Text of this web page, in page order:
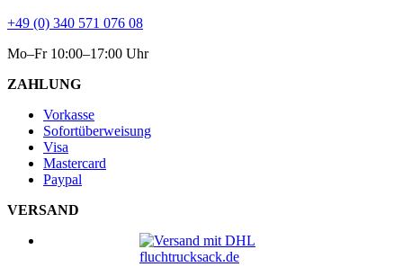
+49 (0) 340 571 076 08
Mo–Fr 10:00–17:00 Uhr
ZAHLUNG
Vorkasse
Sofortüberweisung
Visa
Mastercard
Paypal
VERSAND